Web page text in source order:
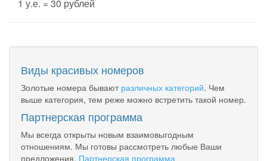
1 у.е. = 30 рублей
Виды красивых номеров
Золотые номера бывают различных категорий. Чем
выше категория, тем реже можно встретить такой номер.
Партнерская программа
Мы всегда открыты новым взаимовыгодным
отношениям. Мы готовы рассмотреть любые Ваши
предложения. Партнерская программа